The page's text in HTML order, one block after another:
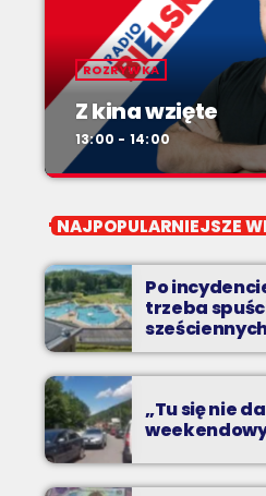
ROZRYWKA
Z kina wzięte
13:00 - 14:00
Z kina wzięte
Z Kina Wzięte to audycja w
występuje roli głównej.
NAJPOPULARNIEJSZE
Po
trzeba
„Ogromne
praca”
„Tu się nie